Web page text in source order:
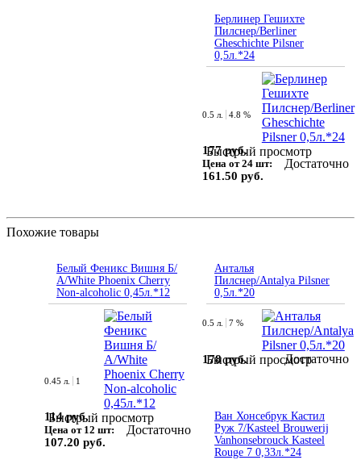
Берлинер Гешихте
Пилснер/Berliner
Gheschichte Pilsner
0,5л.*24
Быстрый просмотр
0.5 л. 4.8 %
177 руб.
Цена от 24 шт:
161.50 руб.
Достаточно
Похожие товары
Белый Феникс Вишня Б/
А/White Phoenix Cherry
Non-alcoholic 0,45л.*12
Быстрый просмотр
0.45 л. 1
114 руб.
Цена от 12 шт:
107.20 руб.
Достаточно
Анталья
Пилснер/Antalya Pilsner
0,5л.*20
Быстрый просмотр
0.5 л. 7 %
178 руб. Достаточно
Ван Хонсебрук Кастил
Руж 7/Kasteel Brouwerij
Vanhonsebrouck Kasteel
Rouge 7 0,33л.*24